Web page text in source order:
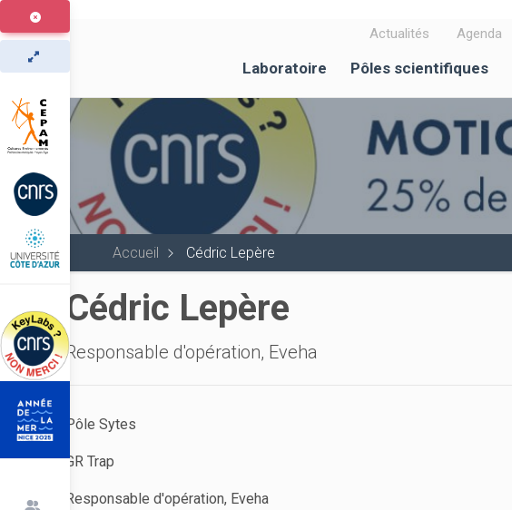
Aller
au
contenu
principal
Actualités Agenda
Laboratoire Pôles scientifiques
Accueil Cédric Lepère
Cédric Lepère
Responsable d'opération, Eveha
Pôle Sytes
GR Trap
Responsable d'opération, Eveha